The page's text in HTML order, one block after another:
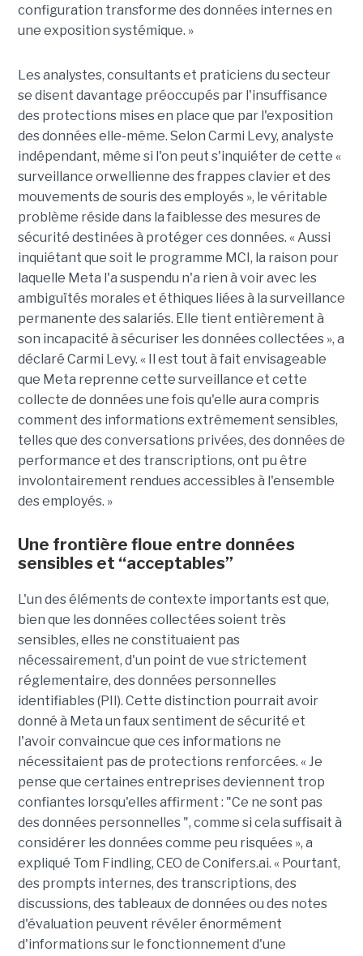
configuration transforme des données internes en
une exposition systémique. »
Les analystes, consultants et praticiens du secteur
se disent davantage préoccupés par l'insuffisance
des protections mises en place que par l'exposition
des données elle-même. Selon Carmi Levy, analyste
indépendant, même si l'on peut s'inquiéter de cette «
surveillance orwellienne des frappes clavier et des
mouvements de souris des employés », le véritable
problème réside dans la faiblesse des mesures de
sécurité destinées à protéger ces données. « Aussi
inquiétant que soit le programme MCI, la raison pour
laquelle Meta l'a suspendu n'a rien à voir avec les
ambiguïtés morales et éthiques liées à la surveillance
permanente des salariés. Elle tient entièrement à
son incapacité à sécuriser les données collectées », a
déclaré Carmi Levy. « Il est tout à fait envisageable
que Meta reprenne cette surveillance et cette
collecte de données une fois qu'elle aura compris
comment des informations extrêmement sensibles,
telles que des conversations privées, des données de
performance et des transcriptions, ont pu être
involontairement rendues accessibles à l'ensemble
des employés. »
Une frontière floue entre données
sensibles et “acceptables”
L'un des éléments de contexte importants est que,
bien que les données collectées soient très
sensibles, elles ne constituaient pas
nécessairement, d'un point de vue strictement
réglementaire, des données personnelles
identifiables (PII). Cette distinction pourrait avoir
donné à Meta un faux sentiment de sécurité et
l'avoir convaincue que ces informations ne
nécessitaient pas de protections renforcées. « Je
pense que certaines entreprises deviennent trop
confiantes lorsqu'elles affirment : "Ce ne sont pas
des données personnelles ", comme si cela suffisait à
considérer les données comme peu risquées », a
expliqué Tom Findling, CEO de Conifers.ai. « Pourtant,
des prompts internes, des transcriptions, des
discussions, des tableaux de données ou des notes
d'évaluation peuvent révéler énormément
d'informations sur le fonctionnement d'une